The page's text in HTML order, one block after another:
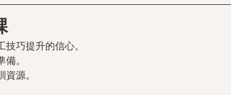
巧提升的信心。
。
源。